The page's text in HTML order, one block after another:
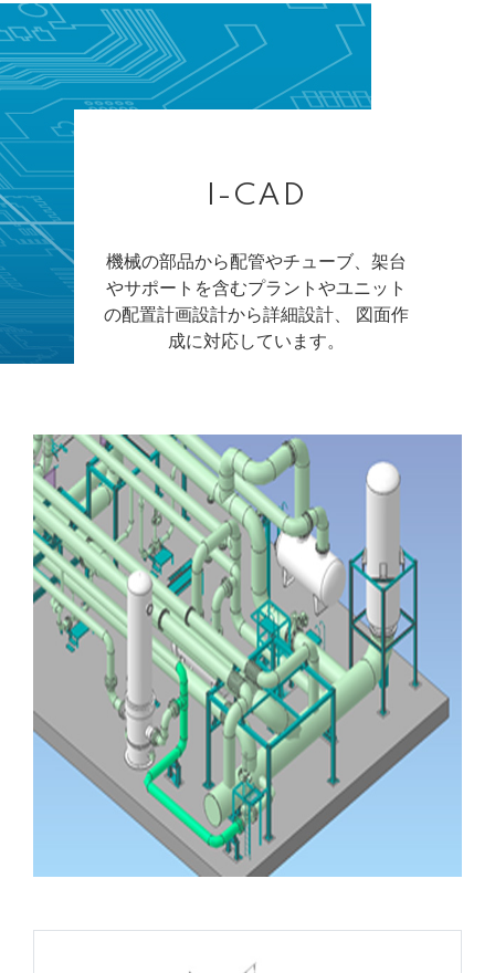
I-CAD
機械の部品から配管やチューブ、架台
やサポートを含むプラントやユニット
の配置計画設計から詳細設計、 図面作
成に対応しています。